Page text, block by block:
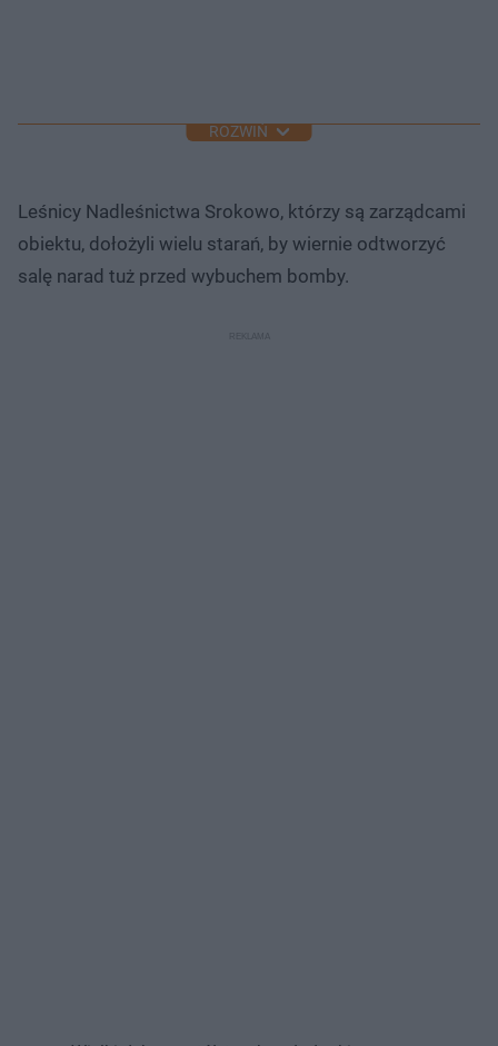
ROZWIŃ
Leśnicy Nadleśnictwa Srokowo, którzy są zarządcami
obiektu, dołożyli wielu starań, by wiernie odtworzyć
salę narad tuż przed wybuchem bomby.